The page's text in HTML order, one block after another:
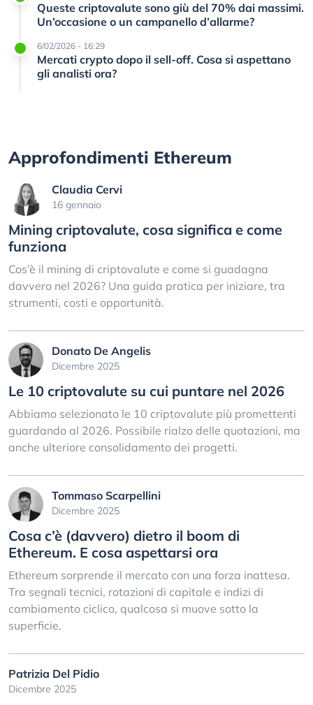
Queste criptovalute sono giù del 70% dai massimi.
Un’occasione o un campanello d’allarme?
6/02/2026 - 16:29
Mercati crypto dopo il sell-off. Cosa si aspettano
gli analisti ora?
Approfondimenti Ethereum
Claudia Cervi
16 gennaio
Mining criptovalute, cosa significa e come
funziona
Cos’è il mining di criptovalute e come si guadagna
davvero nel 2026? Una guida pratica per iniziare, tra
strumenti, costi e opportunità.
Donato De Angelis
Dicembre 2025
Le 10 criptovalute su cui puntare nel 2026
Abbiamo selezionato le 10 criptovalute più promettenti
guardando al 2026. Possibile rialzo delle quotazioni, ma
anche ulteriore consolidamento dei progetti.
Tommaso Scarpellini
Dicembre 2025
Cosa c’è (davvero) dietro il boom di
Ethereum. E cosa aspettarsi ora
Ethereum sorprende il mercato con una forza inattesa.
Tra segnali tecnici, rotazioni di capitale e indizi di
cambiamento ciclico, qualcosa si muove sotto la
superficie.
Patrizia Del Pidio
Dicembre 2025